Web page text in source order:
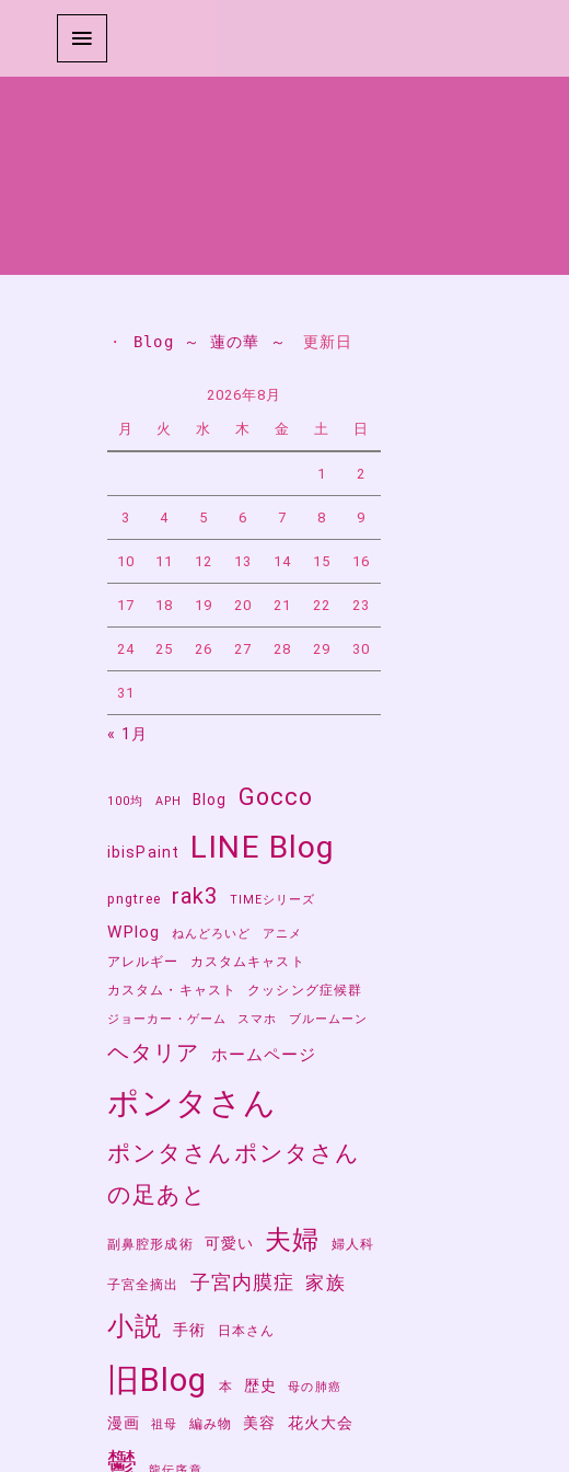
・ Blog ～ 蓮の華 ～ 更新日
2026年8月
月 火 水 木 金 土 日
1 2
3 4 5 6 7 8 9
10 11 12 13 14 15 16
17 18 19 20 21 22 23
24 25 26 27 28 29 30
31
« 1月
100均 APH Blog Gocco
ibisPaint LINE Blog
pngtree rak3 TIMEシリーズ
WPlog ねんどろいど アニメ
アレルギー
カスタムキャスト
カスタム・キャスト
クッシング症候群
ジョーカー・ゲーム スマホ ブルームーン
ヘタリア ホームページ
ポンタさん
ポンタさんポンタさん
の足あと
副鼻腔形成術 可愛い 夫婦 婦人科
子宮全摘出 子宮内膜症 家族
小説 手術 日本さん
旧Blog 本 歴史 母の肺癌
漫画 祖母 編み物 美容 花火大会
鬱